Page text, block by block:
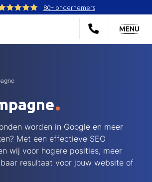
80+ ondernemers
MENU
.
worden in Google en meer
Met een effectieve SEO
wij voor hogere posities, meer
resultaat voor jouw website of